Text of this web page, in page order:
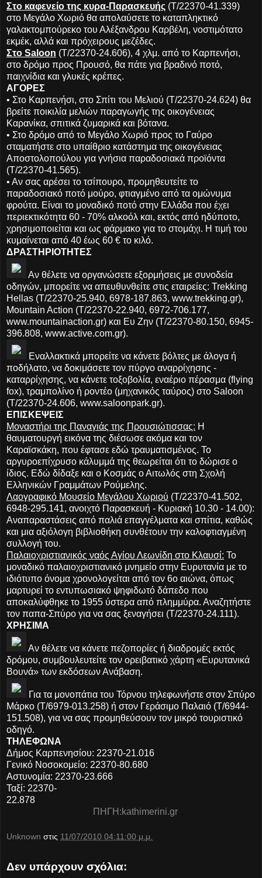
Στο καφενείο της κυρα-Παρασκευής (Τ/22370-41.339)
στο Μεγάλο Χωριό θα απολαύσετε το καταπληκτικό
γαλακτομπούρεκο του Αλέξανδρου Καρβέλη, νοστιμότατο
εκμέκ, αλλά και πρόχειρους μεζέδες.
Στο Saloon (Τ/22370-24.606), 4 χλμ. από το Καρπενήσι,
στο δρόμο προς Προυσό, θα πάτε για βραδινό ποτό,
παιχνίδια και γλυκές κρέπες.
ΑΓΟΡΕΣ
• Στο Καρπενήσι, στο Σπίτι του Μελιού (Τ/22370-24.624) θα
βρείτε ποικιλία μελιών παραγωγής της οικογένειας
Καρανίκα, σπιτικά ζυμαρικά και βότανα.
• Στο δρόμο από το Μεγάλο Χωριό προς το Γαύρο
σταματήστε στο υπαίθριο κατάστημα της οικογένειας
Αποστολοπούλου για γνήσια παραδοσιακά προϊόντα
(Τ/22370-41.565).
• Αν σας αρέσει το τσίπουρο, προμηθευτείτε το
παραδοσιακό ποτό μούρο, φτιαγμένο από τα ομώνυμα
φρούτα. Είναι το μοναδικό ποτό στην Ελλάδα που έχει
περιεκτικότητα 60 - 70% αλκοόλ και, εκτός από ηδύποτο,
χρησιμοποιείται και ως φάρμακο για το στομάχι. Η τιμή του
κυμαίνεται από 40 έως 60 € το κιλό.
ΔΡΑΣΤΗΡΙΟΤΗΤΕΣ
Αν θέλετε να οργανώσετε εξορμήσεις με συνοδεία
οδηγών, μπορείτε να απευθυνθείτε στις εταιρείες: Trekking
Hellas (Τ/22370-25.940, 6978-187.863, www.trekking.gr),
Mountain Action (Τ/22370-22.940, 6972-706.177,
www.mountainaction.gr) και Ευ Ζην (Τ/22370-80.150, 6945-
396.808, www.active.com.gr).
Εναλλακτικά μπορείτε να κάνετε βόλτες με άλογα ή
ποδήλατο, να δοκιμάσετε τον πύργο αναρρίχησης -
καταρρίχησης, να κάνετε τοξοβολία, εναέριο πέρασμα (flying
fox), τραμπολίνο ή ροντέο (μηχανικός ταύρος) στο Saloon
(Τ/22370-24.606, www.saloonpark.gr).
ΕΠΙΣΚΕΨΕΙΣ
Μοναστήρι της Παναγιάς της Προυσιώτισσας: Η
θαυματουργή εικόνα της διέσωσε ακόμα και τον
Καραϊσκάκη, που έφτασε εδώ τραυματισμένος. Το
αργυροεπίχρυσο κάλυμμά της θεωρείται ότι το δώρισε ο
ίδιος. Εδώ δίδαξε και ο Κοσμάς ο Αιτωλός στη Σχολή
Ελληνικών Γραμμάτων Ρούμελης.
Λαογραφικό Μουσείο Μεγάλου Χωριού (Τ/22370-41.502,
6948-295.141, ανοιχτό Παρασκευή - Κυριακή 10.30 - 14.00):
Αναπαραστάσεις από παλιά επαγγέλματα και σπίτια, καθώς
και μια αξιόλογη βιβλιοθήκη συνθέτουν την καλοφτιαγμένη
συλλογή του.
Παλαιοχριστιανικός ναός Αγίου Λεωνίδη στο Κλαυσί: Το
μοναδικό παλαιοχριστιανικό μνημείο στην Ευρυτανία με το
ιδιότυπο όνομα χρονολογείται από τον 6ο αιώνα, όπως
μαρτυρεί το εντυπωσιακό ψηφιδωτό δάπεδο που
αποκαλύφθηκε το 1955 ύστερα από πλημμύρα. Αναζητήστε
τον παπα-Σπύρο για να σας ξεναγήσει (Τ/22370-24.111).
ΧΡΗΣΙΜΑ
Αν θέλετε να κάνετε πεζοπορίες ή διαδρομές εκτός
δρόμου, συμβουλευτείτε τον ορειβατικό χάρτη «Ευρυτανικά
Βουνά» των εκδόσεων Ανάβαση.
Για τα μονοπάτια του Τόρνου τηλεφωνήστε στον Σπύρο
Μάρκο (Τ/6979-013.258) ή στον Γεράσιμο Παλαιό (Τ/6944-
151.508), για να σας προμηθεύσουν τον μικρό τουριστικό
οδηγό.
ΤΗΛΕΦΩΝΑ
Δήμος Καρπενησίου: 22370-21.016
Γενικό Νοσοκομείο: 22370-80.680
Αστυνομία: 22370-23.666
Ταξί: 22370-
22.878
ΠΗΓΗ:kathimerini.gr
Unknown στις 11/07/2010 04:11:00 μ.μ.
Δεν υπάρχουν σχόλια: